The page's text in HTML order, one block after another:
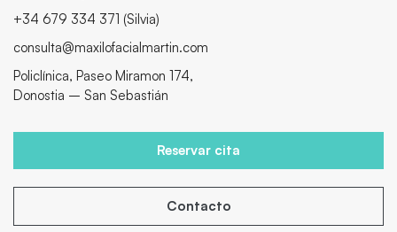
+34 679 334 371 (Silvia)
consulta@maxilofacialmartin.com
Policlínica, Paseo Miramon 174,
Donostia – San Sebastián
Reservar cita
Contacto